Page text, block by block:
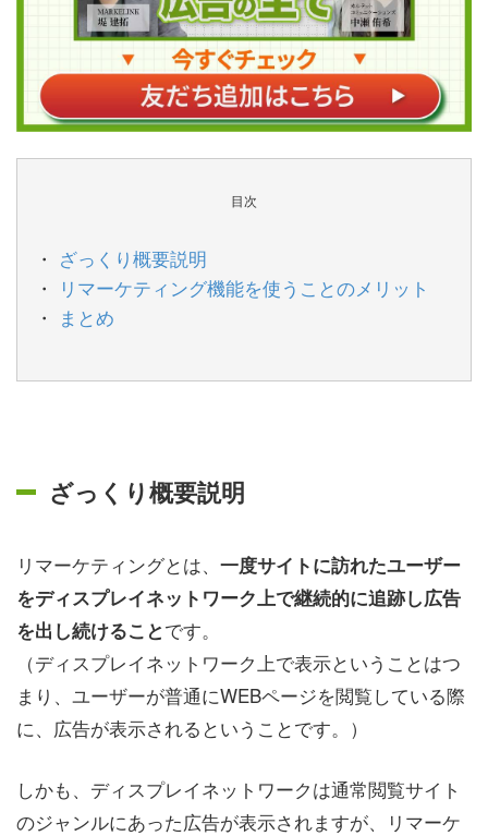
目次
ざっくり概要説明
リマーケティング機能を使うことのメリット
まとめ
ざっくり概要説明
リマーケティングとは、 一度サイトに訪れたユーザー
をディスプレイネットワーク上で継続的に追跡し広告
を出し続けることです。
（ディスプレイネットワーク上で表示ということはつ
まり、ユーザーが普通にWEBページを閲覧している際
に、広告が表示されるということです。）
しかも、ディスプレイネットワークは通常閲覧サイト
のジャンルにあった広告が表示されますが、リマーケ